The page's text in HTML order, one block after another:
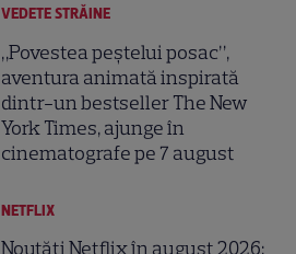
VEDETE STRĂINE
„Povestea peștelui posac”,
aventura animată inspirată
dintr-un bestseller The New
York Times, ajunge în
cinematografe pe 7 august
NETFLIX
Noutăți Netflix în august 2026: